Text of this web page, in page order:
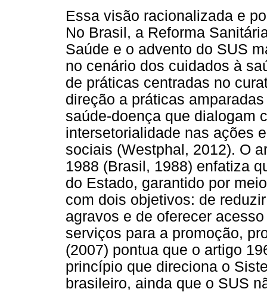
Essa visão racionalizada e
No Brasil, a Reforma
Saúde e o advento do SUS
no cenário dos cuidados à
de práticas centradas no
direção a práticas
saúde-doença que dialogam
intersetorialidade nas ações
sociais (Westphal, 2012). O
1988 (Brasil, 1988) enfatiza
do Estado, garantido por
com dois objetivos: de
agravos e de oferecer
serviços para a promoção,
(2007) pontua que o artigo
princípio que direciona o
brasileiro, ainda que o SUS